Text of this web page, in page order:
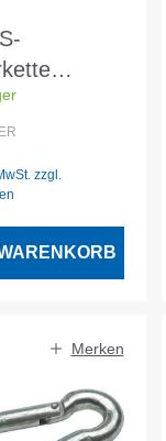
6mm
Preis:
zzgl.
Merken